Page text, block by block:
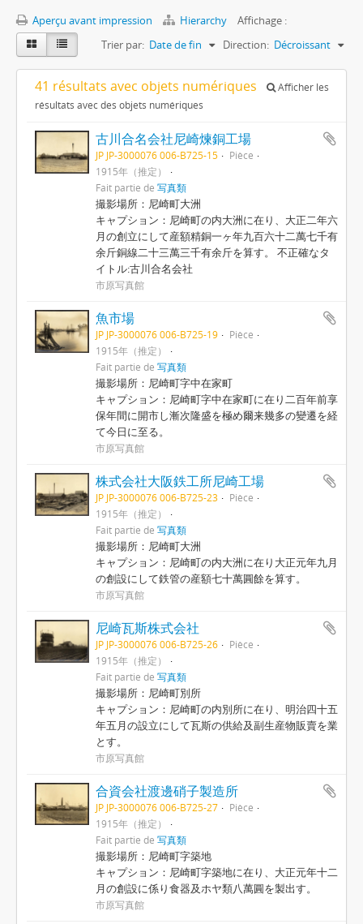
Aperçu avant impression Hierarchy
Affichage :
Trier par: Date de fin Direction: Décroissant
41 résultats avec objets numériques
Afficher les
résultats avec des objets numériques
古川合名会社尼崎煉銅工場
JP JP-3000076 006-B725-15
Pièce
1915年（推定）
Fait partie de 写真類
撮影場所：尼崎町大洲
キャプション：尼崎町の内大洲に在り、大正二年六
月の創立にして産額精銅一ヶ年九百六十二萬七千有
余斤銅線二十三萬三千有余斤を算す。 不正確なタ
イトル:古川合名会社
市原写真館
魚市場
JP JP-3000076 006-B725-19
Pièce
1915年（推定）
Fait partie de 写真類
撮影場所：尼崎町字中在家町
キャプション：尼崎町字中在家町に在り二百年前享
保年間に開市し漸次隆盛を極め爾来幾多の變遷を経
て今日に至る。
市原写真館
株式会社大阪鉄工所尼崎工場
JP JP-3000076 006-B725-23
Pièce
1915年（推定）
Fait partie de 写真類
撮影場所：尼崎町大洲
キャプション：尼崎町の内大洲に在り大正元年九月
の創設にして鉄管の産額七十萬圓餘を算す。
市原写真館
尼崎瓦斯株式会社
JP JP-3000076 006-B725-26
Pièce
1915年（推定）
Fait partie de 写真類
撮影場所：尼崎町別所
キャプション：尼崎町の内別所に在り、明治四十五
年五月の設立にして瓦斯の供給及副生産物販賣を業
とす。
市原写真館
合資会社渡邊硝子製造所
JP JP-3000076 006-B725-27
Pièce
1915年（推定）
Fait partie de 写真類
撮影場所：尼崎町字築地
キャプション：尼崎町字築地に在り、大正元年十二
月の創設に係り食器及ホヤ類八萬圓を製出す。
市原写真館